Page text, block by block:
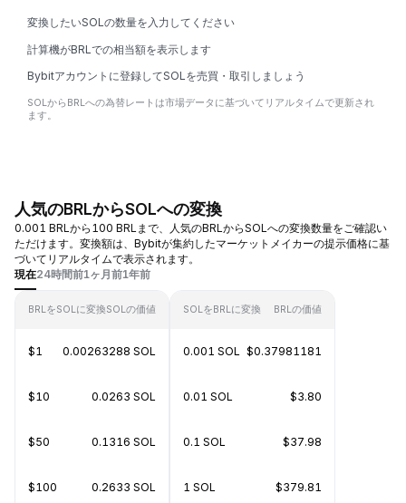
変換したいSOLの数量を入力してください
計算機がBRLでの相当額を表示します
Bybitアカウントに登録してSOLを売買・取引しましょう
SOLからBRLへの為替レートは市場データに基づいてリアルタイムで更新され
ます。
人気のBRLからSOLへの変換
0.001 BRLから100 BRLまで、人気のBRLからSOLへの変換数量をご確認い
ただけます。変換額は、Bybitが集約したマーケットメイカーの提示価格に基
づいてリアルタイムで表示されます。
現在24時間前1ヶ月前1年前
BRLをSOLに変換SOLの価値
$1 0.00263288 SOL
$10 0.0263 SOL
$50 0.1316 SOL
$100 0.2633 SOL
SOLをBRLに変換 BRLの価値
0.001 SOL $0.37981181
0.01 SOL $3.80
0.1 SOL $37.98
1 SOL $379.81